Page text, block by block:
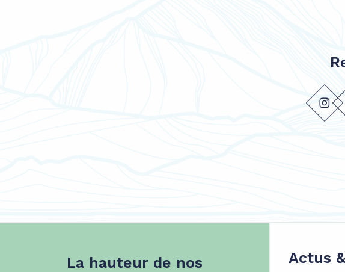
La hauteur de nos
Actus